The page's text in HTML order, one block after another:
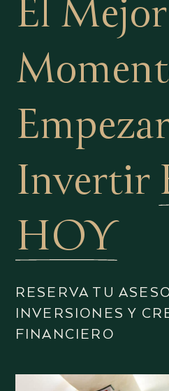
El Mejor
Invertir
HOY
RESERVA TU
INVERSIONES Y
FINANCIERO